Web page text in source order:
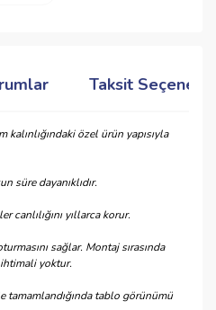
Taksit
özel ürün yapısıyla
süre dayanıklıdır.
canlılığını yıllarca korur.
sağlar. Montaj sırasında
ihtimali yoktur.
tamamlandığında tablo görünümü